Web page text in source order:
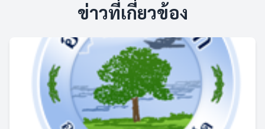
ข่าวที่เกี่ยวข้อง